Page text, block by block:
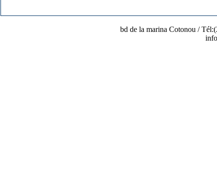
bd de la marina Cotonou /